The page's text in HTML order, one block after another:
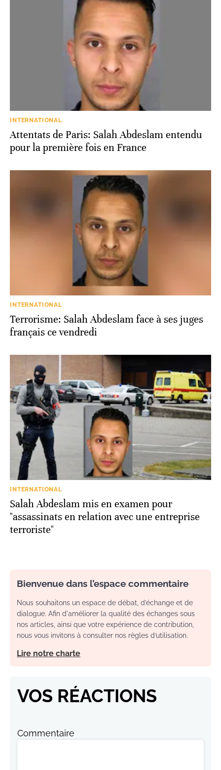
INTERNATIONAL
Attentats de Paris: Salah Abdeslam entendu
pour la première fois en France
INTERNATIONAL
Terrorisme: Salah Abdeslam face à ses juges
français ce vendredi
INTERNATIONAL
Salah Abdeslam mis en examen pour
"assassinats en relation avec une entreprise
terroriste"
Bienvenue dans l’espace commentaire
Nous souhaitons un espace de débat, d’échange et de
dialogue. Afin d'améliorer la qualité des échanges sous
nos articles, ainsi que votre expérience de contribution,
nous vous invitons à consulter nos règles d’utilisation.
Lire notre charte
VOS RÉACTIONS
Commentaire